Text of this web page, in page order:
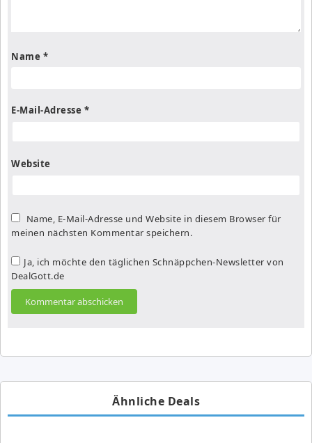
Name *
E-Mail-Adresse *
Website
Name, E-Mail-Adresse und Website in diesem Browser für
meinen nächsten Kommentar speichern.
Ja, ich möchte den täglichen Schnäppchen-Newsletter von
DealGott.de
Ähnliche Deals